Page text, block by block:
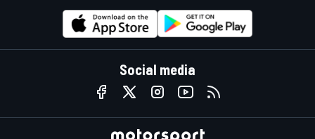
Social media